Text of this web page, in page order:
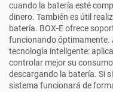
cuando la batería esté
dinero. También es útil
batería. BOX-E ofrece
funcionando óptimamente.
tecnología inteligente:
controlar mejor su
descargando la batería. Si
sistema funcionará de